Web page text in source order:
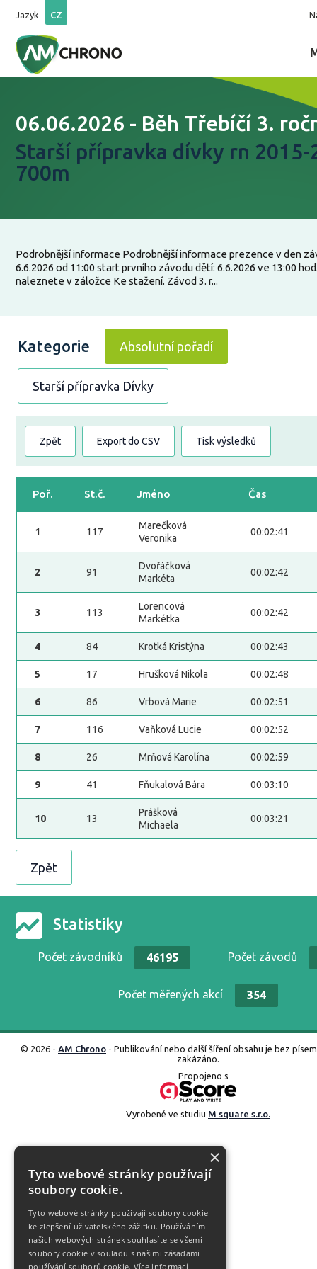
Jazyk CZ
06.06.2026 - Běh Třebíčí 3.
Starší přípravka dívky rn 2015-
700m
Podrobnější informace Podrobnější informace prezence v den
6.6.2026 od 11:00 start prvního závodu dětí: 6.6.2026 ve 13:00
naleznete v záložce Ke stažení. Závod 3. r...
Kategorie Absolutní pořadí
Starší přípravka Dívky
Zpět Export do CSV Tisk výsledků
Poř. St.č. Jméno Čas
1 117
Marečková
Veronika
00:02:41
2 91
Dvořáčková
Markéta
00:02:42
3 113
Lorencová
Markétka
00:02:42
4 84 Krotká Kristýna 00:02:43
5 17 Hrušková Nikola 00:02:48
6 86 Vrbová Marie 00:02:51
7 116 Vaňková Lucie 00:02:52
8 26 Mrňová Karolína 00:02:59
9 41 Fňukalová Bára 00:03:10
10 13
Prášková
Michaela
00:03:21
Zpět
Statistiky
Počet závodníků 46195 Počet závodů
Počet měřených akcí 354
© 2026 - AM Chrono - Publikování nebo další šíření obsahu je bez
zakázáno.
Propojeno s
Vyrobené ve studiu M square s.r.o.
×
Tyto webové stránky používají
soubory cookie.
Tyto webové stránky používají soubory cookie
ke zlepšení uživatelského zážitku. Používáním
našich webových stránek souhlasíte se všemi
soubory cookie v souladu s našimi zásadami
používání souborů cookie. Více informací